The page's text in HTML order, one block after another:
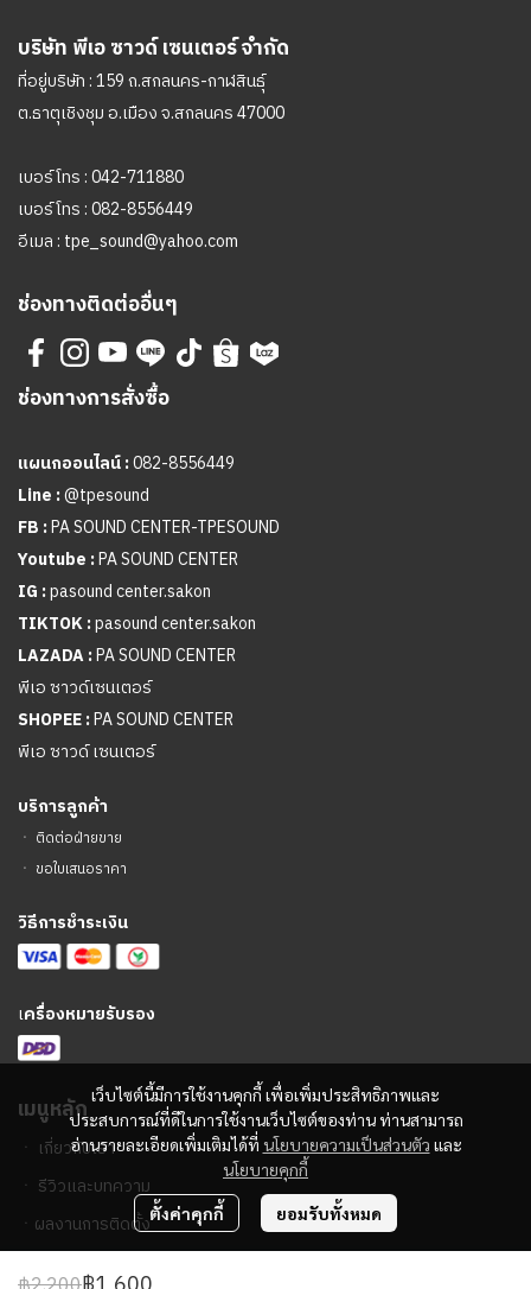
เว็บไซต์นี้มีการใช้งานคุกกี้ เพื่อเพิ่มประสิทธิภาพและ
ประสบการณ์ที่ดีในการใช้งานเว็บไซต์ของท่าน ท่านสามารถ
อ่านรายละเอียดเพิ่มเติมได้ที่ นโยบายความเป็นส่วนตัว และ
นโยบายคุกกี้
ตั้งค่าคุกกี้ ยอมรับทั้งหมด
บริษัท พีเอ ซาวด์ เซนเตอร์ จำกัด
ที่อยู่บริษัท : 159 ถ.สกลนคร-กาฬสินธุ์
ต.ธาตุเชิงชุม อ.เมือง จ.สกลนคร 47000
เบอร์โทร :042-711880
เบอร์โทร :082-8556449
อีเมล : tpe_sound@yahoo.com
ช่องทางติดต่ออื่นๆ
ช่องทางการสั่งซื้อ
แผนกออนไลน์ :082-8556449
Line :@tpesound
FB :PA SOUND CENTER-TPESOUND
Youtube :PA SOUND CENTER
IG :pasound center.sakon
TIKTOK :pasound center.sakon
LAZADA :PA SOUND CENTER
พีเอ ซาวด์เซนเตอร์
SHOPEE :PA SOUND CENTER
พีเอ ซาวด์ เซนเตอร์
บริการลูกค้า
ㆍ ติดต่อฝ่ายขาย
ㆍ ขอใบเสนอราคา
วิธีการชำระเงิน
เครื่องหมายรับรอง
เมนูหลัก
ㆍ เกี่ยวกับเรา
ㆍ รีวิวและบทความ
ㆍ ผลงานการติดตั้ง